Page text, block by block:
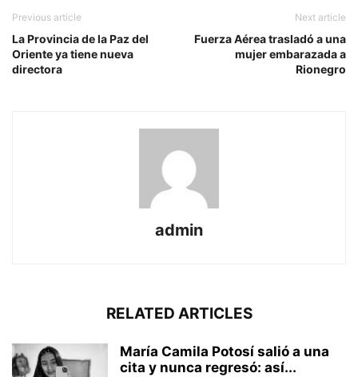
Previous article
La Provincia de la Paz del
Oriente ya tiene nueva
directora
Next article
Fuerza Aérea trasladó a una
mujer embarazada a
Rionegro
admin
RELATED ARTICLES
María Camila Potosí salió a una
cita y nunca regresó: así...